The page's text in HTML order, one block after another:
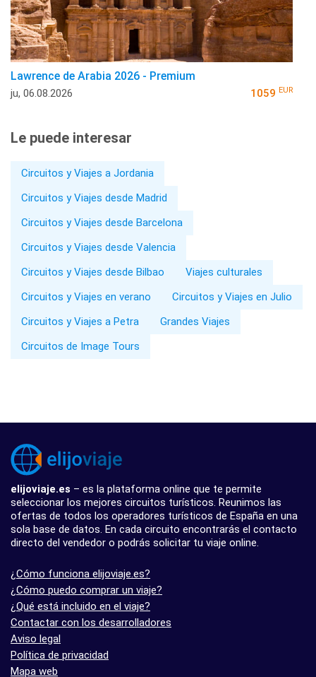
Lawrence de Arabia 2026 - Premium
ju, 06.08.2026 1059 EUR
Le puede interesar
Circuitos y Viajes a Jordania
Circuitos y Viajes desde Madrid
Circuitos y Viajes desde Barcelona
Circuitos y Viajes desde Valencia
Circuitos y Viajes desde Bilbao
Viajes culturales
Circuitos y Viajes en verano
Circuitos y Viajes en Julio
Circuitos y Viajes a Petra
Grandes Viajes
Circuitos de Image Tours
elijoviaje.es – es la plataforma online que te permite
seleccionar los mejores circuitos turísticos. Reunimos las
ofertas de todos los operadores turísticos de España en una
sola base de datos. En cada circuito encontrarás el contacto
directo del vendedor o podrás solicitar tu viaje online.
¿Cómo funciona elijoviaje.es?
¿Cómo puedo comprar un viaje?
¿Qué está incluido en el viaje?
Contactar con los desarrolladores
Aviso legal
Política de privacidad
Mapa web